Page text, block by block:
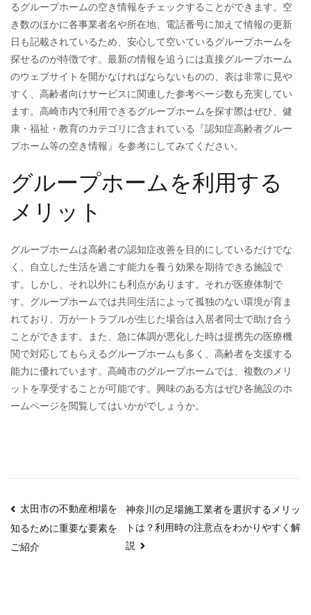
るグループホームの空き情報をチェックすることができます。空
き数のほかに各事業者名や所在地、電話番号に加えて情報の更新
日も記載されているため、安心して空いているグループホームを
探せるのが特徴です。最新の情報を追うには直接グループホーム
のウェブサイトを開かなければならないものの、表は非常に見や
すく、高齢者向けサービスに関連した参考ページ数も充実してい
ます。高崎市内で利用できるグループホームを探す際はぜひ、健
康・福祉・教育のカテゴリに含まれている『認知症高齢者グルー
プホーム等の空き情報』を参考にしてみてください。
グループホームを利用する
メリット
グループホームは高齢者の認知症改善を目的にしているだけでな
く、自立した生活を過ごす能力を養う効果を期待できる施設で
す。しかし、それ以外にも利点があります。それが医療体制で
す。グループホームでは共同生活によって孤独のない環境が育ま
れており、万が一トラブルが生じた場合は入居者同士で助け合う
ことができます。また、急に体調が悪化した時は提携先の医療機
関で対応してもらえるグループホームも多く、高齢者を支援する
能力に優れています。高崎市のグループホームでは、複数のメリ
ットを享受することが可能です。興味のある方はぜひ各施設のホ
ームページを閲覧してはいかがでしょうか。
投
稿
太田市の不動産相場を
知るために重要な要素を
ご紹介
神奈川の足場施工業者を選択するメリッ
トは？利用時の注意点をわかりやすく解
説